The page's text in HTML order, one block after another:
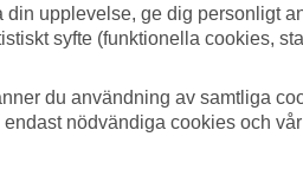
din upplevelse, ge dig personligt
syfte (funktionella cookies,
du användning av samtliga
nödvändiga cookies och